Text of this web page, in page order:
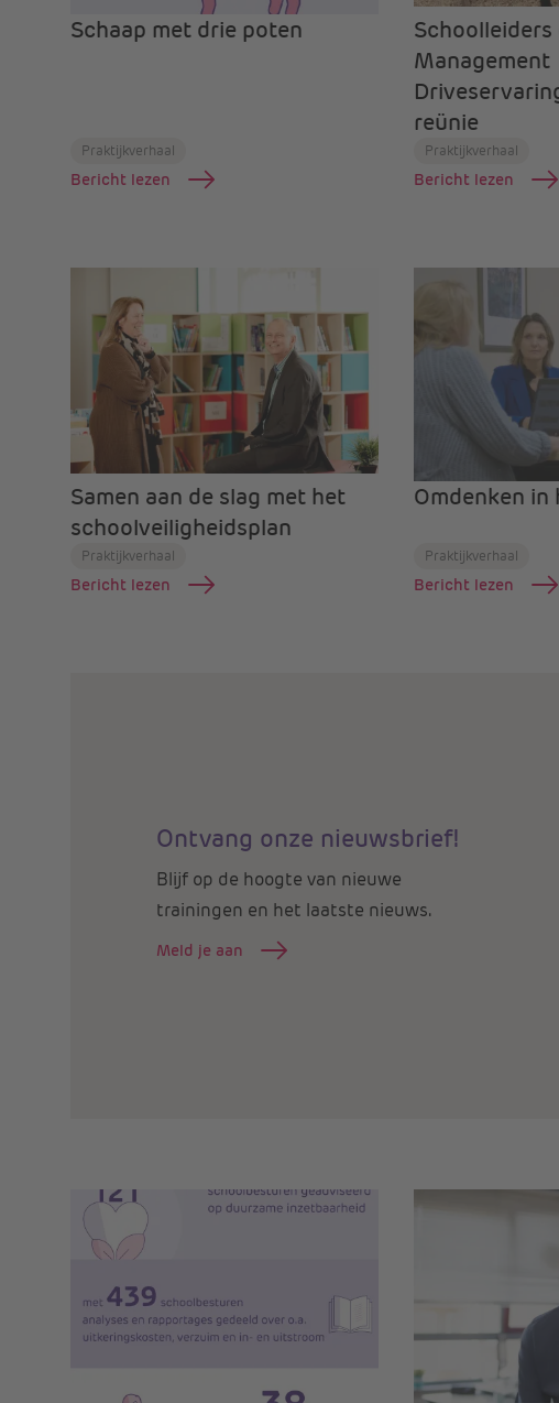
Schaap met drie poten
Praktijkverhaal
Bericht lezen
Schoolleiders
Management
reünie
Praktijkverhaal
Bericht lezen
Samen aan de slag met het
schoolveiligheidsplan
Praktijkverhaal
Bericht lezen
Omdenken
Praktijkverhaal
Bericht lezen
Ontvang onze nieuwsbrief!
Blijf op de hoogte van nieuwe
trainingen en het laatste nieuws.
Meld je aan